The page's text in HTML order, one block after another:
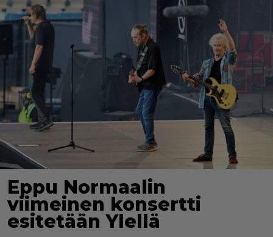
Eppu Normaalin
viimeinen konsertti
esitetään Ylellä